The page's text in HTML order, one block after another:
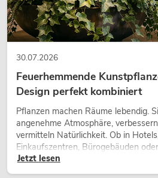
30.07.2026
Feuerhemmende
Design perfekt kombiniert
Pflanzen machen Räume lebendig.
angenehme Atmosphäre,
vermitteln Natürlichkeit. Ob in
Einkaufszentren, Bürogebäuden
hochwertige Begrünung gehört
Raumkonzept.
Jetzt lesen